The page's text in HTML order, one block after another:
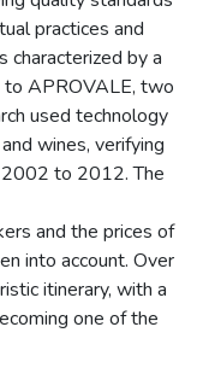
practices and
characterized by a
to APROVALE, two
used technology
wines, verifying
to 2012. The
and the prices of
into account. Over
itinerary, with a
one of the